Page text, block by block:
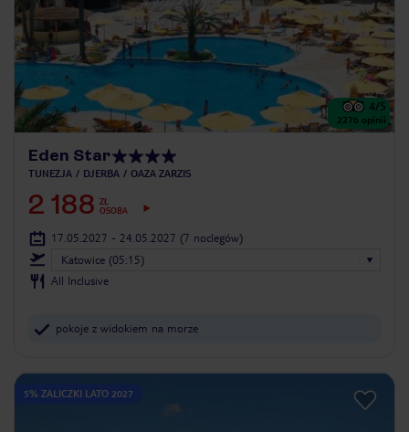
4/5
2276 opinii
Eden Star
TUNEZJA DJERBA OAZA ZARZIS
2 188 ZŁ
OSOBA
17.05.2027 - 24.05.2027 (7 noclegów)
Katowice (05:15)
All Inclusive
pokoje z widokiem na morze
5% ZALICZKI LATO 2027